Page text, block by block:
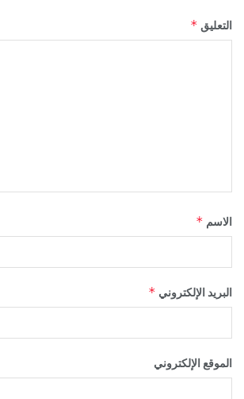
التعليق *
الاسم *
البريد الإلكتروني *
الموقع الإلكتروني